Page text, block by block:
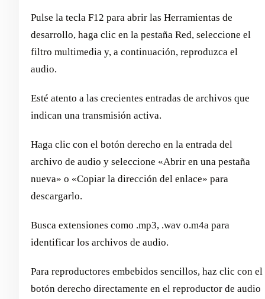
Pulse la tecla F12 para abrir las Herramientas de
desarrollo, haga clic en la pestaña Red, seleccione el
filtro multimedia y, a continuación, reproduzca el
audio.
Esté atento a las crecientes entradas de archivos que
indican una transmisión activa.
Haga clic con el botón derecho en la entrada del
archivo de audio y seleccione «Abrir en una pestaña
nueva» o «Copiar la dirección del enlace» para
descargarlo.
Busca extensiones como .mp3, .wav o.m4a para
identificar los archivos de audio.
Para reproductores embebidos sencillos, haz clic con el
botón derecho directamente en el reproductor de audio